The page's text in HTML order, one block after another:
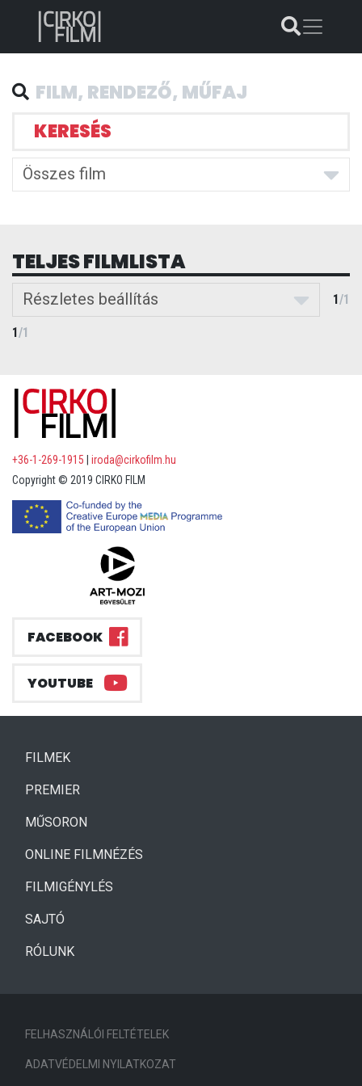
KERESÉS
Összes film
TELJES FILMLISTA
Részletes beállítás 1/1
1/1
+36-1-269-1915
iroda@cirkofilm.hu
Copyright © 2019 CIRKO FILM
FACEBOOK
YOUTUBE
FILMEK(CURRENT)
PREMIER
MŰSORON
ONLINE FILMNÉZÉS
FILMIGÉNYLÉS
SAJTÓ
RÓLUNK
FELHASZNÁLÓI FELTÉTELEK
ADATVÉDELMI NYILATKOZAT